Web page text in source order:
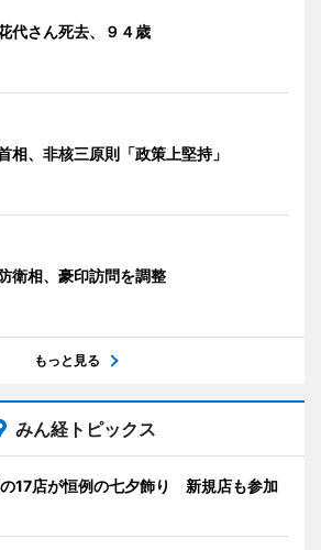
代さん死去、９４歳
相、非核三原則「政策上堅持」
衛相、豪印訪問を調整
もっと見る
みん経トピックス
17店が恒例の七夕飾り 新規店も参加